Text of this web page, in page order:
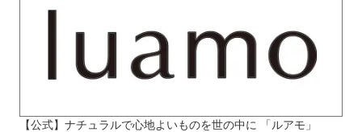
【公式】ナチュラルで心地よいものを世の中に 「ルアモ」